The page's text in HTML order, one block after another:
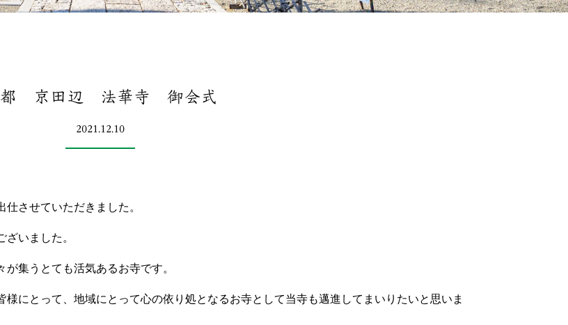
都 京田辺 法華寺 御会式
2021.12.10
させていただきました。
いました。
集うとても活気あるお寺です。
にとって、地域にとって心の依り処となるお寺として当寺も邁進してまいりたいと思いま